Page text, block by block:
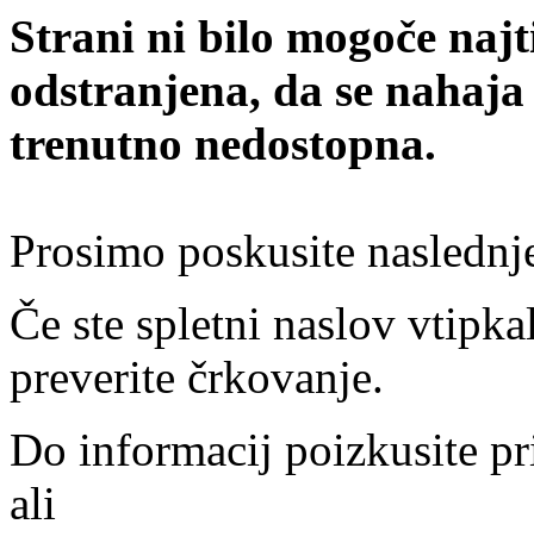
Strani ni bilo mogoče
odstranjena, da se
trenutno nedostopna.
Prosimo poskusite
Če ste spletni naslov
preverite črkovanje.
Do informacij poizkusite
ali